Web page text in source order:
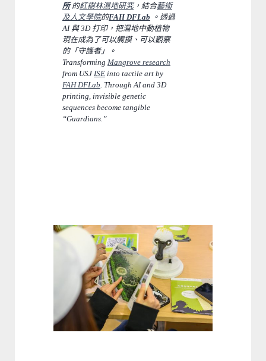
所的紅樹林濕地研究，結合藝術
及人文學院的FAH DFLab 。透過
AI 與 3D 打印，把濕地中動植物
現在成為了可以觸摸、可以觀察
的「守護者」。
Transforming Mangrove research
from USJ ISE into tactile art by
FAHDFLab. Through AI and 3D
printing, invisible genetic
sequences become tangible
“Guardians.”